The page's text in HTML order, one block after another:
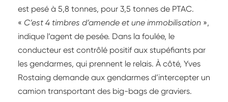
est pesé à 5,8 tonnes, pour 3,5 tonnes de PTAC.
« C’est 4 timbres d’amende et une immobilisation »,
indique l’agent de pesée. Dans la foulée, le
conducteur est contrôlé positif aux stupéfiants par
les gendarmes, qui prennent le relais. À côté, Yves
Rostaing demande aux gendarmes d’intercepter un
camion transportant des big-bags de graviers.